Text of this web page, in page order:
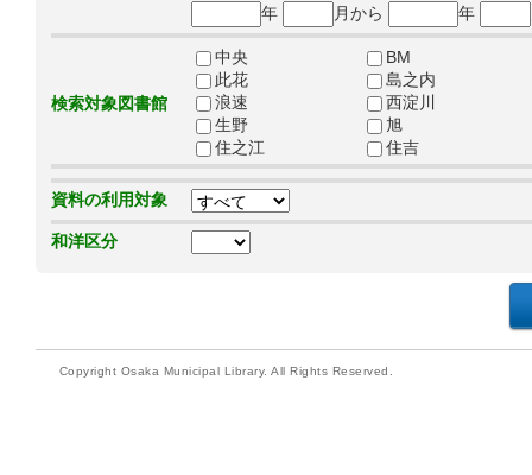
年
月から 年
検索対象図書館
中央
BM
此花
島之内
浪速
西淀川
生野
旭
住之江
住吉
資料の利用対象
和洋区分
Copyright Osaka Municipal Library. All Rights Reserved.